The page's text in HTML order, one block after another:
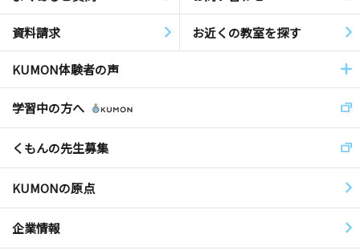
資料請求 お近くの教室を探す
KUMON体験者の声
学習中の方へ
くもんの先生募集
KUMONの原点
企業情報